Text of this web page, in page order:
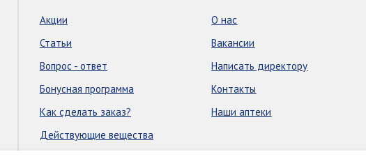
Акции
Статьи
Вопрос - ответ
Бонусная программа
Как сделать заказ?
Действующие вещества
О нас
Вакансии
Написать директору
Контакты
Наши аптеки